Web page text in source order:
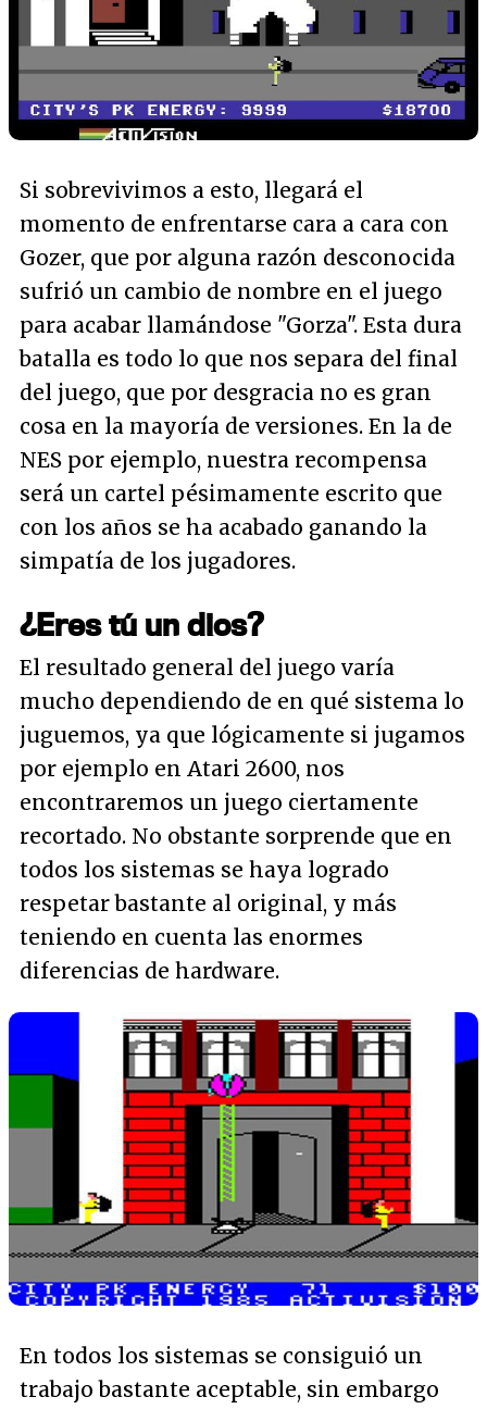
Si sobrevivimos a esto, llegará el
momento de enfrentarse cara a cara con
Gozer, que por alguna razón desconocida
sufrió un cambio de nombre en el juego
para acabar llamándose "Gorza". Esta dura
batalla es todo lo que nos separa del final
del juego, que por desgracia no es gran
cosa en la mayoría de versiones. En la de
NES por ejemplo, nuestra recompensa
será un cartel pésimamente escrito que
con los años se ha acabado ganando la
simpatía de los jugadores.
¿Eres tú un dios?
El resultado general del juego varía
mucho dependiendo de en qué sistema lo
juguemos, ya que lógicamente si jugamos
por ejemplo en Atari 2600, nos
encontraremos un juego ciertamente
recortado. No obstante sorprende que en
todos los sistemas se haya logrado
respetar bastante al original, y más
teniendo en cuenta las enormes
diferencias de hardware.
En todos los sistemas se consiguió un
trabajo bastante aceptable, sin embargo